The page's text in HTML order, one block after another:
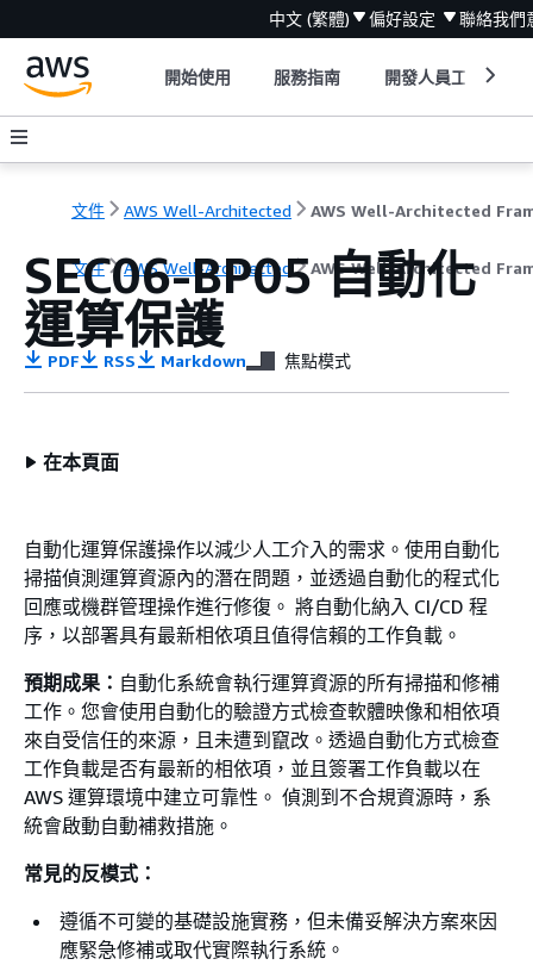
中文 (繁體) 偏好設定 聯絡我們
開始使用 服務指南 開發人員工具
文件 AWS Well-Architected
文件 AWS Well-Architected AWS Well-Architected
SEC06-BP05 自動化
運算保護
PDF RSS Markdown 焦點模式
在本頁面
自動化運算保護操作以減少人工介入的需求。使用自動化
掃描偵測運算資源內的潛在問題，並透過自動化的程式化
回應或機群管理操作進行修復。 將自動化納入 CI/CD 程
序，以部署具有最新相依項且值得信賴的工作負載。
預期成果： 自動化系統會執行運算資源的所有掃描和修補
工作。您會使用自動化的驗證方式檢查軟體映像和相依項
來自受信任的來源，且未遭到竄改。透過自動化方式檢查
工作負載是否有最新的相依項，並且簽署工作負載以在
AWS 運算環境中建立可靠性。 偵測到不合規資源時，系
統會啟動自動補救措施。
常見的反模式：
遵循不可變的基礎設施實務，但未備妥解決方案來因
應緊急修補或取代實際執行系統。